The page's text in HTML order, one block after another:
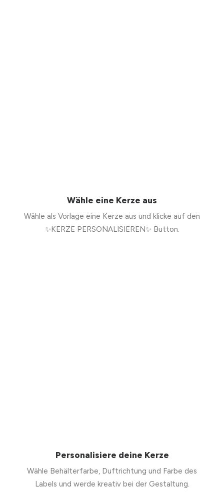
Wähle eine Kerze aus
Wähle als Vorlage eine Kerze aus und klicke auf den
✨KERZE PERSONALISIEREN✨ Button.
Personalisiere deine Kerze
Wähle Behälterfarbe, Duftrichtung und Farbe des
Labels und werde kreativ bei der Gestaltung.